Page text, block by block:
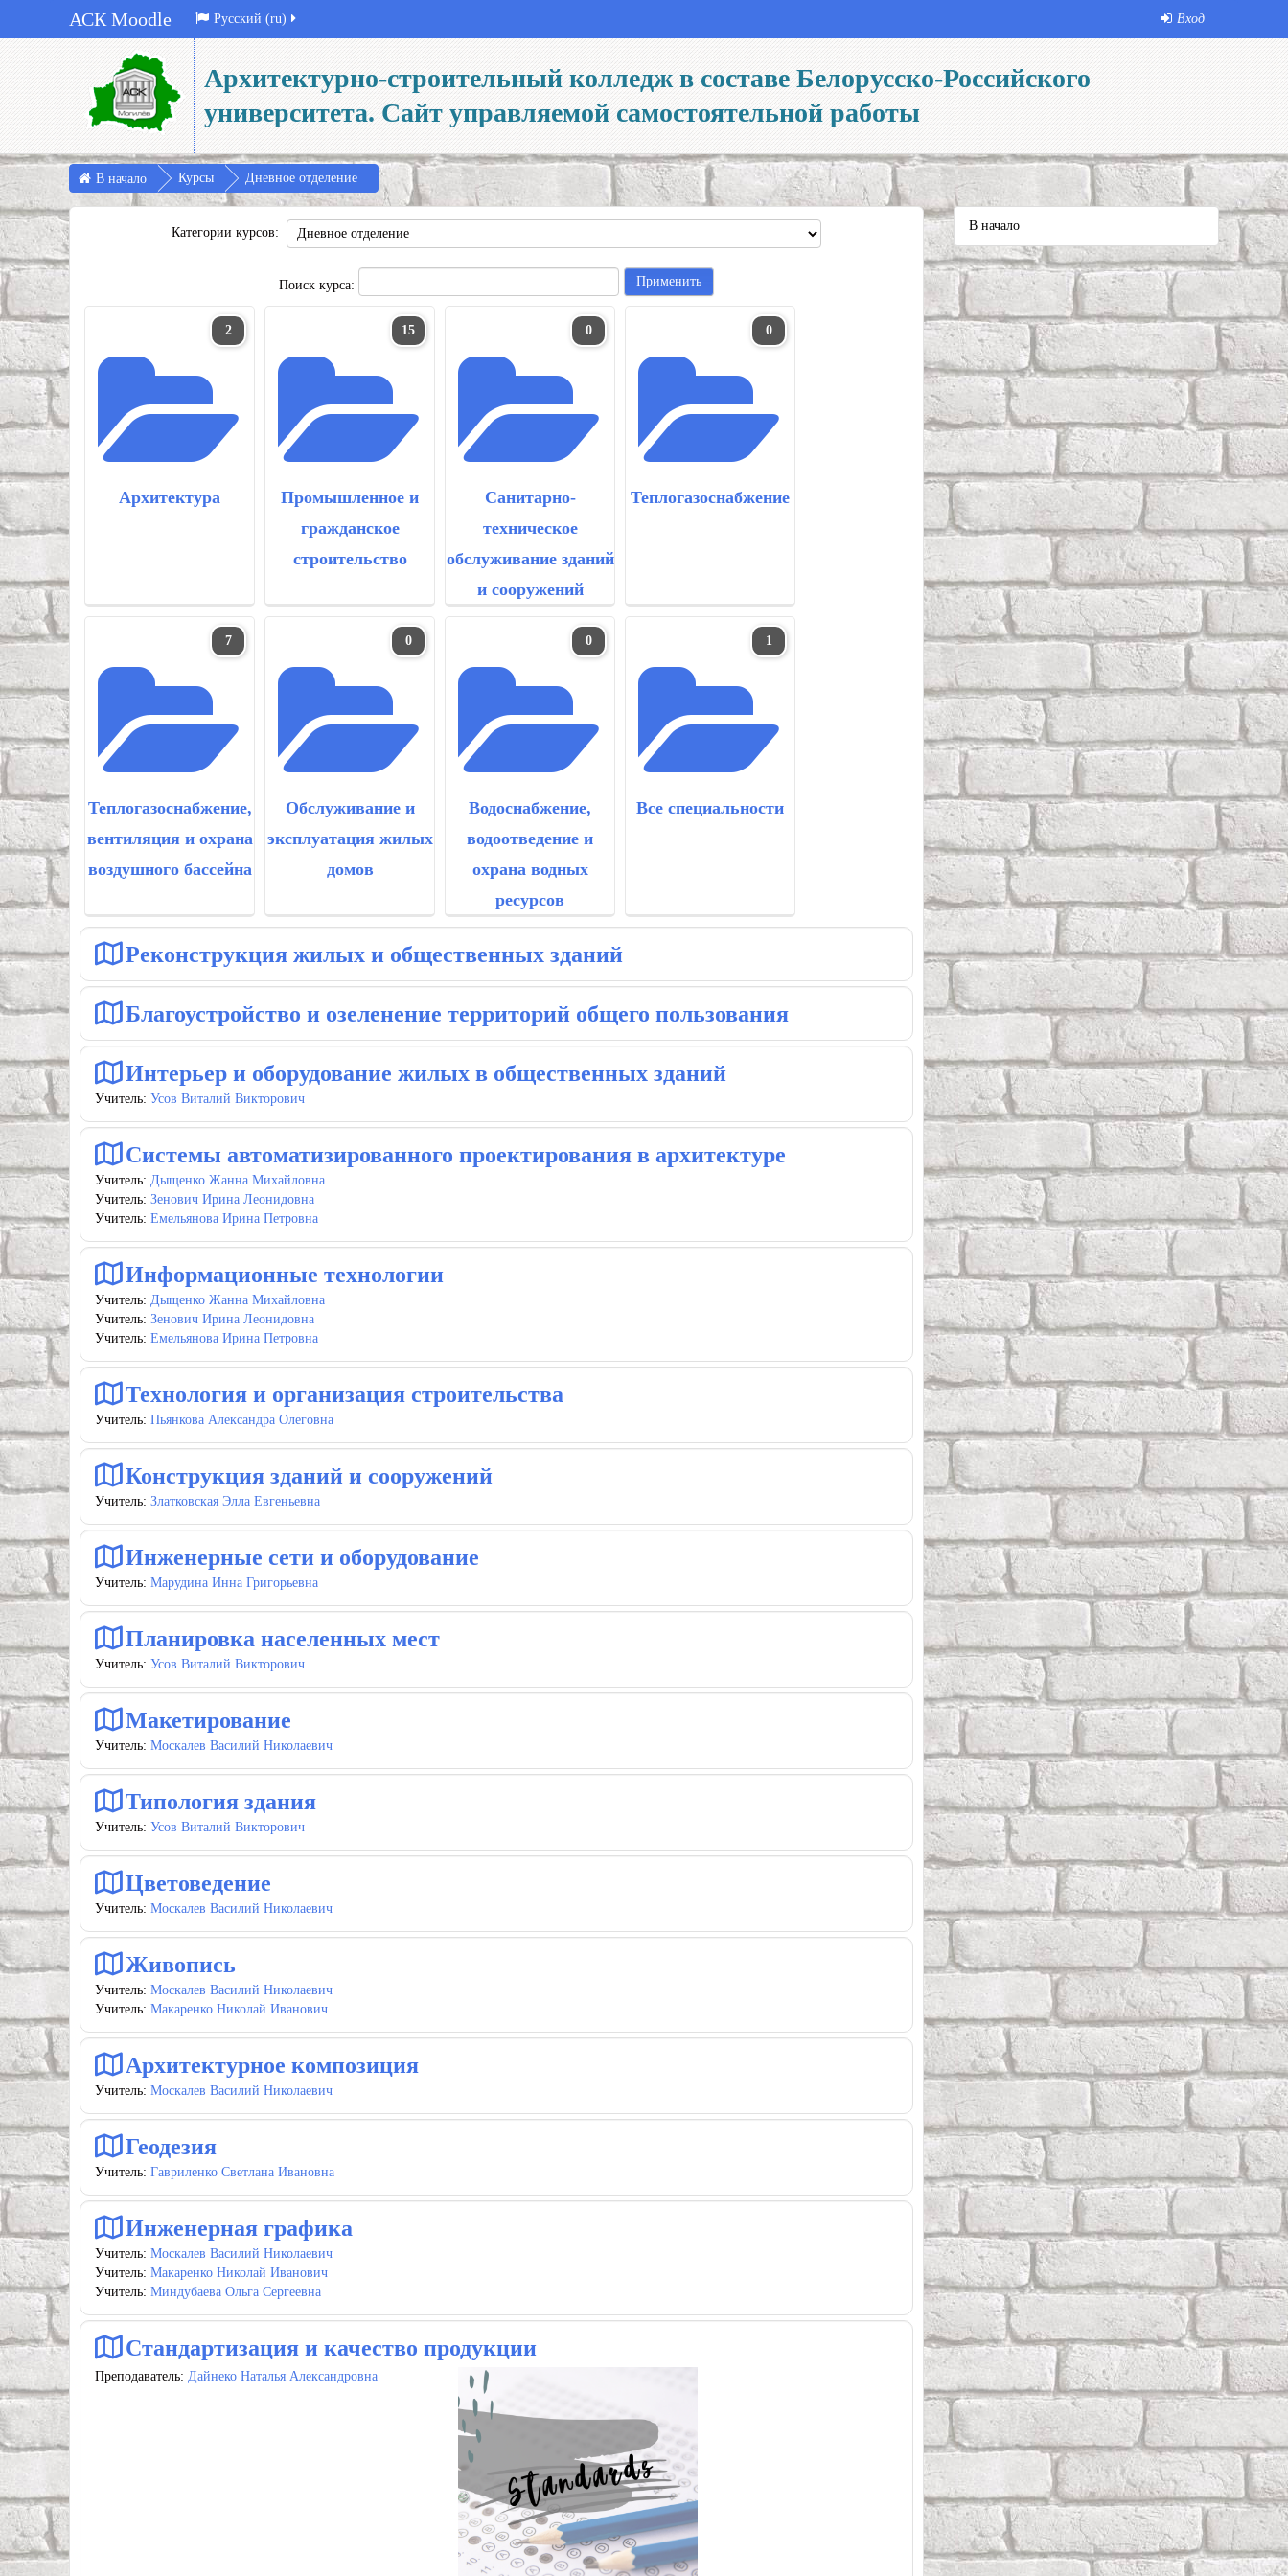
АСК Moodle Вход
Русский ‎(ru)‎
Архитектурно-строительный колледж в составе Белорусско-Российского
университета. Сайт управляемой самостоятельной работы
В начало Курсы Дневное отделение
Категории курсов:
Поиск курса:
2
Архитектура
15
Промышленное и
гражданское
строительство
0
Санитарно-
техническое
обслуживание зданий
и сооружений
0
Теплогазоснабжение
7
Теплогазоснабжение,
вентиляция и охрана
воздушного бассейна
0
Обслуживание и
эксплуатация жилых
домов
0
Водоснабжение,
водоотведение и
охрана водных
ресурсов
1
Все специальности
Реконструкция жилых и общественных зданий
Благоустройство и озеленение территорий общего пользования
Интерьер и оборудование жилых в общественных зданий
Учитель: Усов Виталий Викторович
Системы автоматизированного проектирования в архитектуре
Учитель: Дыщенко Жанна Михайловна
Учитель: Зенович Ирина Леонидовна
Учитель: Емельянова Ирина Петровна
Информационные технологии
Учитель: Дыщенко Жанна Михайловна
Учитель: Зенович Ирина Леонидовна
Учитель: Емельянова Ирина Петровна
Технология и организация строительства
Учитель: Пьянкова Александра Олеговна
Конструкция зданий и сооружений
Учитель: Златковская Элла Евгеньевна
Инженерные сети и оборудование
Учитель: Марудина Инна Григорьевна
Планировка населенных мест
Учитель: Усов Виталий Викторович
Макетирование
Учитель: Москалев Василий Николаевич
Типология здания
Учитель: Усов Виталий Викторович
Цветоведение
Учитель: Москалев Василий Николаевич
Живопись
Учитель: Москалев Василий Николаевич
Учитель: Макаренко Николай Иванович
Архитектурное композиция
Учитель: Москалев Василий Николаевич
Геодезия
Учитель: Гавриленко Светлана Ивановна
Инженерная графика
Учитель: Москалев Василий Николаевич
Учитель: Макаренко Николай Иванович
Учитель: Миндубаева Ольга Сергеевна
Стандартизация и качество продукции
Преподаватель: Дайнеко Наталья Александровна
В начало